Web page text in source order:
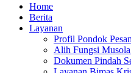
Home
Berita
Layanan
Profil Pondok
Alih Fungsi
Dokumen Pindah